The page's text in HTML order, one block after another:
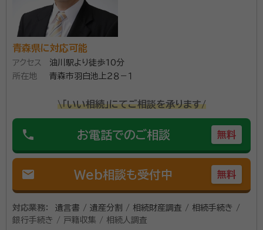
打ち合わせ場所などはこちらの近い場所でしてくれてたすかりました。契
約金もなるべくお金がかからないパターンを提案していただき助かりま
当事務所は、平成29年6月に開設いたしまして、地域密
着型の行政書士事務所として、皆様のお役に立てるサー
人との面談がスムーズに進まないことも多いですが、相
続のご相談をされる方は、年配の方が多いので、感染対
策をしっかりとしたうえで、私からお客様のご自宅に出
向いてご面談することが多いので、年配の方でも安心し
てご相談していただけるようにしております。 対応させ
ていただく業務として、相続対策から相続手続きまで、
相続に関するご相談はどのようなことでもお受けするこ
とをお約束します。 相続対策として、令和3年から新た
資格等： 行政書士、宅地建物取引士
所属団体：青森県行政書士会
青森県に対応可能
アクセス
油川駅より徒歩10分
所在地
青森市羽白池上２８－１
\「いい相続」にてご相談を承ります/
phone お電話でのご相談 無料
mail Web相談も受付中 無料
対応業務：
遺言書 / 遺産分割 / 相続財産調査 / 相続手続き /
銀行手続き / 戸籍収集 / 相続人調査